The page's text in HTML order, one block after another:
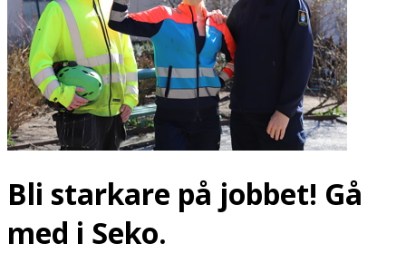
Bli starkare på jobbet! Gå
med i Seko.